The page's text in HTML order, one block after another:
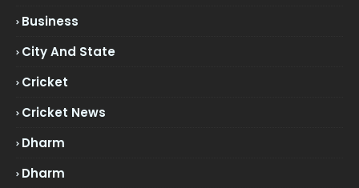
Business
City And State
Cricket
Cricket News
Dharm
Dharm